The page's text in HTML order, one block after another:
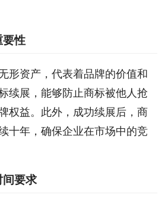
要性
形资产，代表着品牌的价值和
续展，能够防止商标被他人抢
权益。此外，成功续展后，商
十年，确保企业在市场中的竞
间要求